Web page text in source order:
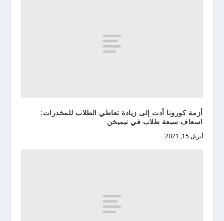
أزمة كورونا أدت إلى زيادة تعاطي الطلاب للمخدرات:
اسعاف سبعة طلاب في نيميخن
أبريل 15, 2021